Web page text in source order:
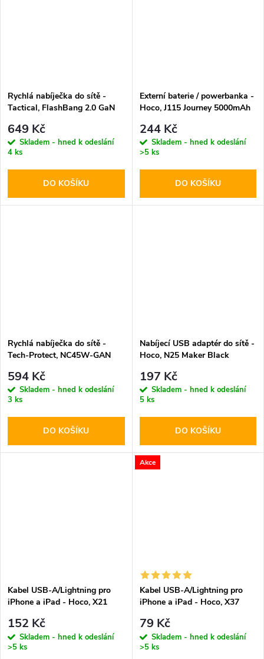
Rychlá nabíječka do sítě -
Tactical, FlashBang 2.0 GaN
649 Kč
Skladem - hned k odeslání
4 ks
DO KOŠÍKU
Externí baterie / powerbanka -
Hoco, J115 Journey 5000mAh
244 Kč
Skladem - hned k odeslání
>5 ks
DO KOŠÍKU
Rychlá nabíječka do sítě -
Tech-Protect, NC45W-GAN
594 Kč
Skladem - hned k odeslání
3 ks
DO KOŠÍKU
Nabíjecí USB adaptér do sítě -
Hoco, N25 Maker Black
197 Kč
Skladem - hned k odeslání
5 ks
DO KOŠÍKU
Kabel USB-A/Lightning pro
iPhone a iPad - Hoco, X21
152 Kč
Skladem - hned k odeslání
>5 ks
Akce
Kabel USB-A/Lightning pro
iPhone a iPad - Hoco, X37
79 Kč
Skladem - hned k odeslání
>5 ks